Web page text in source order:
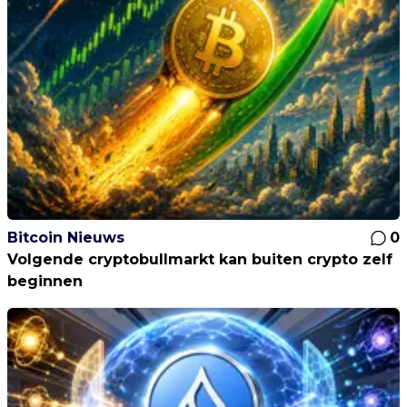
Bitcoin Nieuws
0
Volgende cryptobullmarkt kan buiten crypto zelf
beginnen